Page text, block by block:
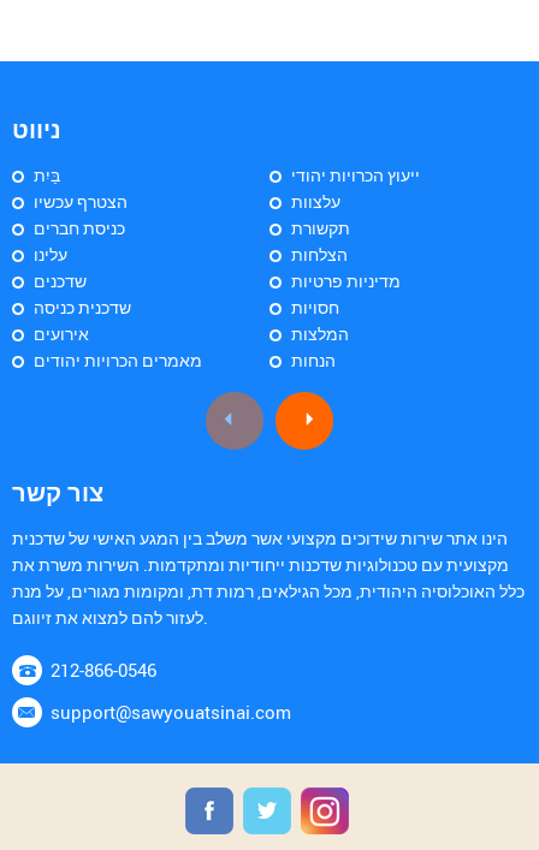
ניווט
בַּיִת
הצטרף עכשיו
כניסת חברים
עלינו
שדכנים
שדכנית כניסה
אירועים
מאמרים הכרויות יהודים
ייעוץ הכרויות יהודי
עלצוות
תקשורת
הצלחות
מדיניות פרטיות
חסויות
המלצות
הנחות
צור קשר
הינו אתר שירות שידוכים מקצועי אשר משלב בין המגע האישי של שדכנית
מקצועית עם טכנולוגיות שדכנות ייחודיות ומתקדמות. השירות משרת את
כלל האוכלוסיה היהודית, מכל הגילאים, רמות דת, ומקומות מגורים, על מנת
לעזור להם למצוא את זיווגם.
212-866-0546
support@sawyouatsinai.com